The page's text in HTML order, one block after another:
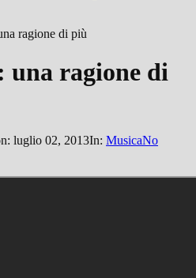
ragione di più
una ragione di
luglio 02, 2013In: MusicaNo